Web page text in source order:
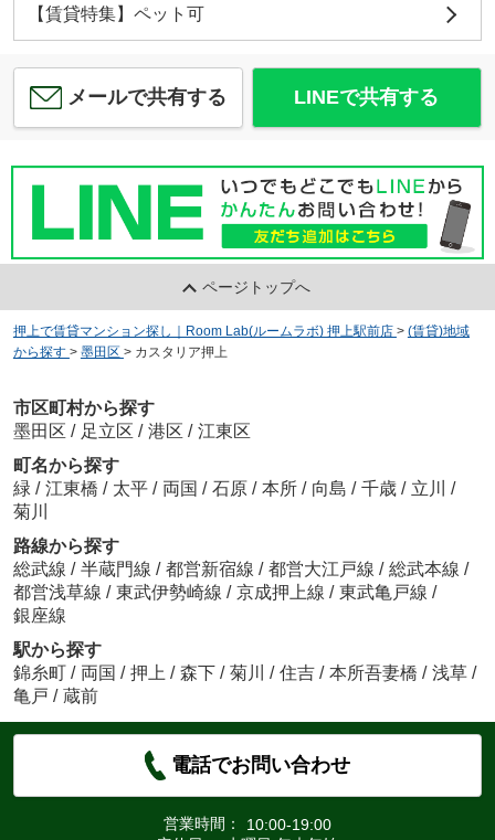
【賃貸特集】ペット可
メールで共有する LINEで共有する
ページトップへ
押上で賃貸マンション探し｜Room Lab(ルームラボ) 押上駅前店 > (賃貸)地域
から探す > 墨田区 > カスタリア押上
市区町村から探す
墨田区 / 足立区 / 港区 / 江東区
町名から探す
緑 / 江東橋 / 太平 / 両国 / 石原 / 本所 / 向島 / 千歳 / 立川 /
菊川
路線から探す
総武線 / 半蔵門線 / 都営新宿線 / 都営大江戸線 / 総武本線 /
都営浅草線 / 東武伊勢崎線 / 京成押上線 / 東武亀戸線 /
銀座線
駅から探す
錦糸町 / 両国 / 押上 / 森下 / 菊川 / 住吉 / 本所吾妻橋 / 浅草 /
亀戸 / 蔵前
電話でお問い合わせ
営業時間：
10:00-19:00